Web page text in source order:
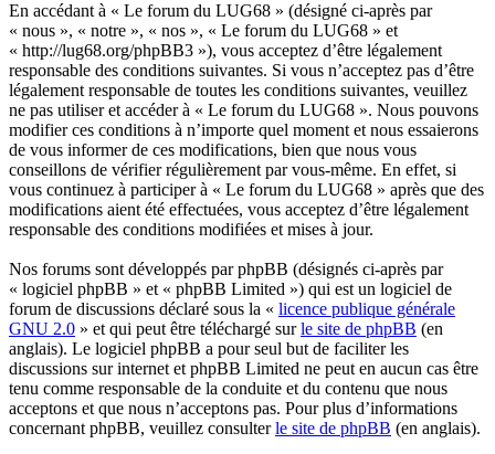
En accédant à « Le forum du LUG68 » (désigné ci-après par
« nous », « notre », « nos », « Le forum du LUG68 » et
« http://lug68.org/phpBB3 »), vous acceptez d’être légalement
responsable des conditions suivantes. Si vous n’acceptez pas d’être
légalement responsable de toutes les conditions suivantes, veuillez
ne pas utiliser et accéder à « Le forum du LUG68 ». Nous pouvons
modifier ces conditions à n’importe quel moment et nous essaierons
de vous informer de ces modifications, bien que nous vous
conseillons de vérifier régulièrement par vous-même. En effet, si
vous continuez à participer à « Le forum du LUG68 » après que des
modifications aient été effectuées, vous acceptez d’être légalement
responsable des conditions modifiées et mises à jour.
Nos forums sont développés par phpBB (désignés ci-après par
« logiciel phpBB » et « phpBB Limited ») qui est un logiciel de
forum de discussions déclaré sous la « licence publique générale
GNU 2.0 » et qui peut être téléchargé surle site de phpBB (en
anglais). Le logiciel phpBB a pour seul but de faciliter les
discussions sur internet et phpBB Limited ne peut en aucun cas être
tenu comme responsable de la conduite et du contenu que nous
acceptons et que nous n’acceptons pas. Pour plus d’informations
concernant phpBB, veuillez consulterle site de phpBB (en anglais).